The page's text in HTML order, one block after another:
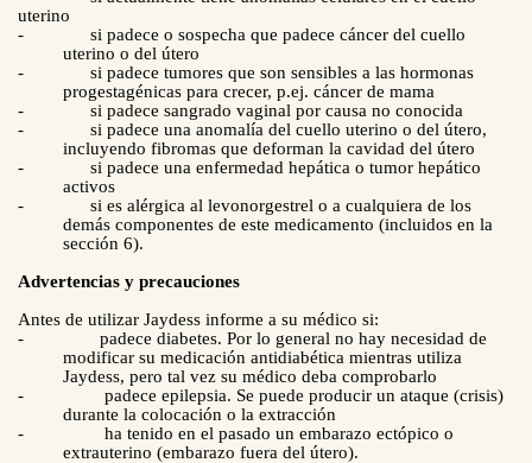
uterino
-
si padece o sospecha que padece cáncer del cuello
uterino o del útero
-
si padece tumores que son sensibles a las hormonas
progestagénicas para crecer, p.ej. cáncer de mama
-
si padece sangrado vaginal por causa no conocida
-
si padece una anomalía del cuello uterino o del útero,
incluyendo fibromas que deforman la cavidad del útero
-
si padece una enfermedad hepática o tumor hepático
activos
-
si es alérgica al levonorgestrel o a cualquiera de los
demás componentes de este medicamento (incluidos en la
sección 6).
Advertencias y precauciones
Antes de utilizar Jaydess informe a su médico si:
-
padece diabetes. Por lo general no hay necesidad de
modificar su medicación antidiabética mientras utiliza
Jaydess, pero tal vez su médico deba comprobarlo
-
padece epilepsia. Se puede producir un ataque (crisis)
durante la colocación o la extracción
-
ha tenido en el pasado un embarazo ectópico o
extrauterino (embarazo fuera del útero).